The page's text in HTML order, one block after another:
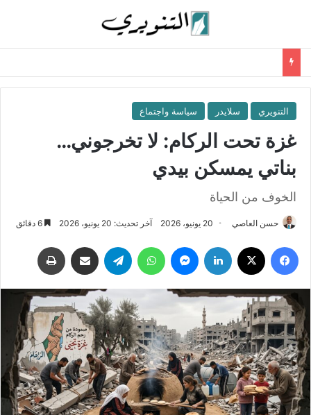
التنويري سلايدر سياسة واجتماع
غزة تحت الركام: لا تخرجوني…
بناتي يمسكن بيدي
الخوف من الحياة
حسن العاصي 20 يونيو، 2026 آخر تحديث: 20 يونيو، 2026
فيسبوك لينكدإن ماسنجر واتساب تيلقرام مشاركة عبر البريد